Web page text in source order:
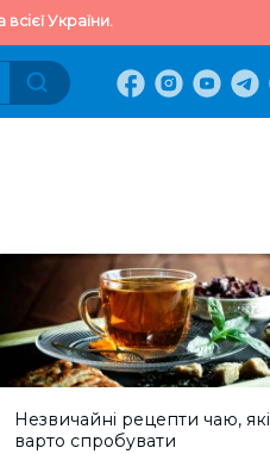
України.
Незвичайні рецепти чаю, які
варто спробувати